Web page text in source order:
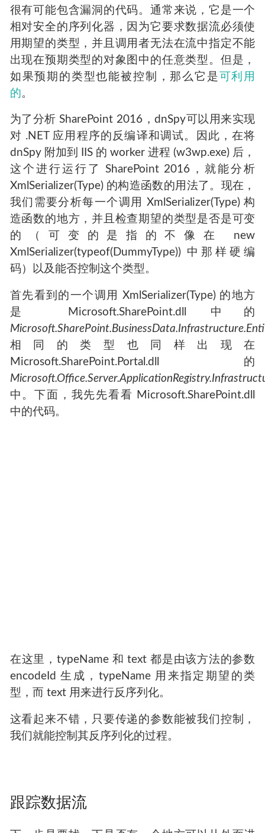
很有可能包含漏洞的代码。通常来说，它是一个
相对安全的序列化器，因为它要求数据流必须使
用期望的类型，并且调用者无法在流中指定不能
出现在预期类型的对象图中的任意类型。但是，
如果预期的类型也能被控制，那么它是 可利用
的。
为了分析 SharePoint 2016，dnSpy可以用来实现
对 .NET 应用程序的反编译和调试。因此，在将
dnSpy 附加到 IIS 的 worker 进程 (w3wp.exe) 后，
这个进行运行了 SharePoint 2016，就能分析
XmlSerializer(Type) 的构造函数的用法了。现在，
我们需要分析每一个调用 XmlSerializer(Type) 构
造函数的地方，并且检查期望的类型是否是可变
的（可变的是指的不像在 new
XmlSerializer(typeof(DummyType)) 中那样硬编
码）以及能否控制这个类型。
首先看到的一个调用 XmlSerializer(Type) 的地方
是 Microsoft.SharePoint.dll 中的
相同的类型也同样出现在
Microsoft.SharePoint.Portal.dll 的
中。下面，我先先看看 Microsoft.SharePoint.dll
中的代码。
在这里，typeName 和 text 都是由该方法的参数
encodeId 生成，typeName 用来指定期望的类
型，而 text 用来进行反序列化。
这看起来不错，只要传递的参数能被我们控制，
我们就能控制其反序列化的过程。
跟踪数据流